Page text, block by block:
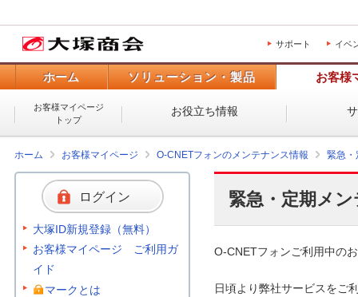
サポート イベ
ホーム ソリューション・製品 お客様
お客様マイページ
トップ
お役立ち情報
ホーム お客様マイページ O-CNETフォンのメンテナンス情報 緊急・
緊急・定期メ
O-CNETフォンご利用中の
日頃より弊社サービスをご
ログイン
大塚ID新規登録（無料）
お客様マイページ ご利用ガ
イド
マークとは